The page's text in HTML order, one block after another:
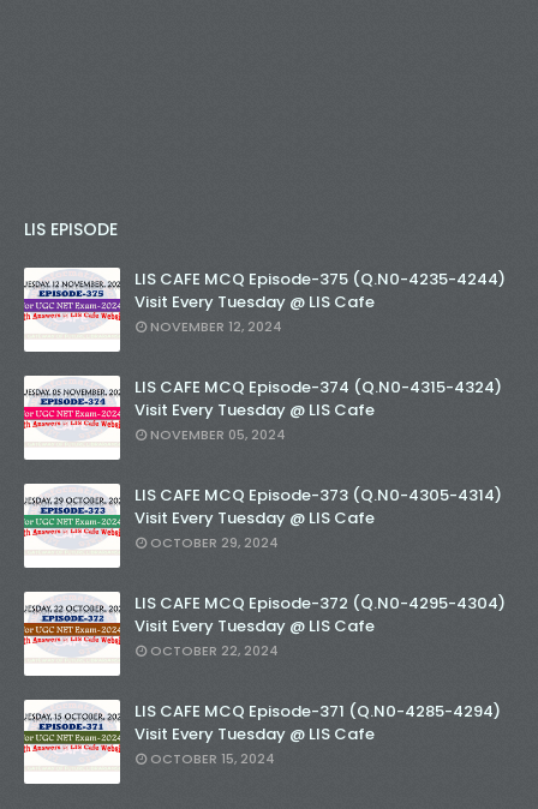
LIS EPISODE
LIS CAFE MCQ Episode-375 (Q.N0-4235-4244)
Visit Every Tuesday @ LIS Cafe
NOVEMBER 12, 2024
LIS CAFE MCQ Episode-374 (Q.N0-4315-4324)
Visit Every Tuesday @ LIS Cafe
NOVEMBER 05, 2024
LIS CAFE MCQ Episode-373 (Q.N0-4305-4314)
Visit Every Tuesday @ LIS Cafe
OCTOBER 29, 2024
LIS CAFE MCQ Episode-372 (Q.N0-4295-4304)
Visit Every Tuesday @ LIS Cafe
OCTOBER 22, 2024
LIS CAFE MCQ Episode-371 (Q.N0-4285-4294)
Visit Every Tuesday @ LIS Cafe
OCTOBER 15, 2024